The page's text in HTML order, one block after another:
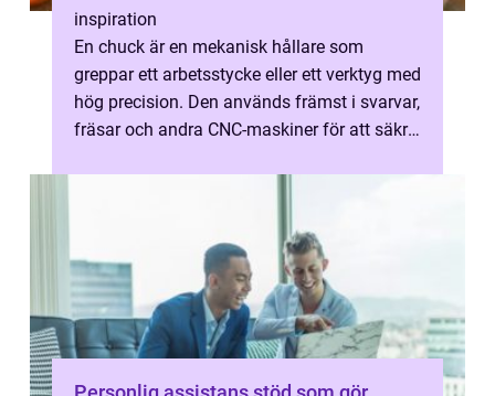
inspiration
En chuck är en mekanisk hållare som
greppar ett arbetsstycke eller ett verktyg med
hög precision. Den används främst i svarvar,
fräsar och andra CNC-maskiner för att säkra